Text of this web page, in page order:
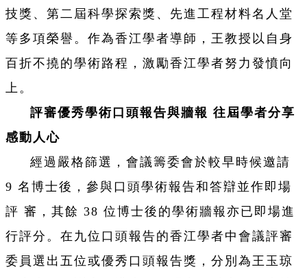
技獎、第二屆科學探索獎、先進工程材料名人堂
等多項榮譽。作為香江學者導師，王教授以自身
百折不撓的學術路程，激勵香江學者努力發憤向
上。
評審優秀學術口頭報告與牆報 往屆學者分享
感動人心
經過嚴格篩選，會議籌委會於較早時候邀請
9 名博士後，參與口頭學術報告和答辯並作即場
評 審，其餘 38 位博士後的學術牆報亦已即場進
行評分。在九位口頭報告的香江學者中會議評審
委員選出五位或優秀口頭報告獎，分別為王玉琼